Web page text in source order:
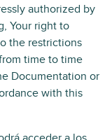
authorized by
Your right to
the restrictions
time to time
Documentation or
with this